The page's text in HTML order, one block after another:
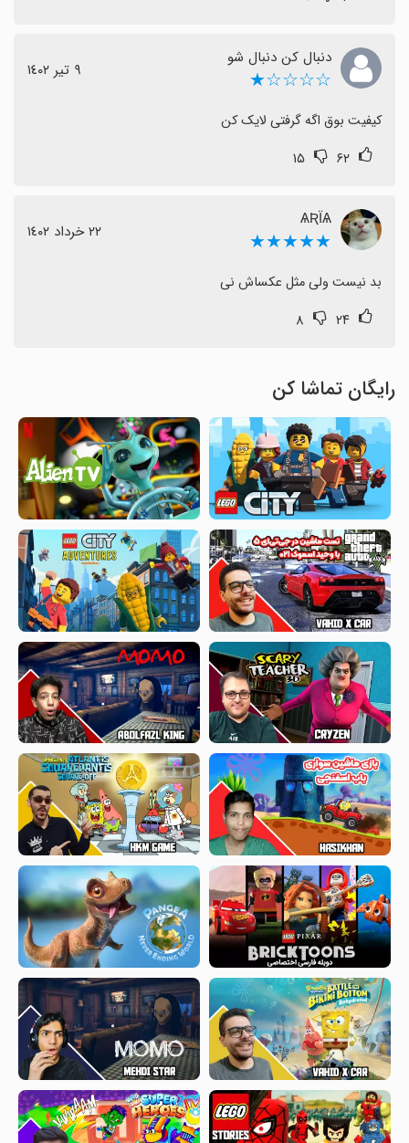
دنبال کن دنبال شو
☆☆☆☆★ ٩ تیر ١٤٠٢
کیفیت بوق اگه گرفتی لایک کن
۶۲ ۱۵
ѦƦΪѦ
★★★★★ ٢٢ خرداد ١٤٠٢
بد نیست ولی مثل عکساش نی
۲۴ ۸
رایگان تماشا کن